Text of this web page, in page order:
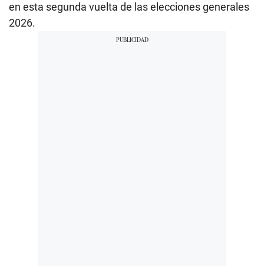
en esta segunda vuelta de las elecciones generales
2026.